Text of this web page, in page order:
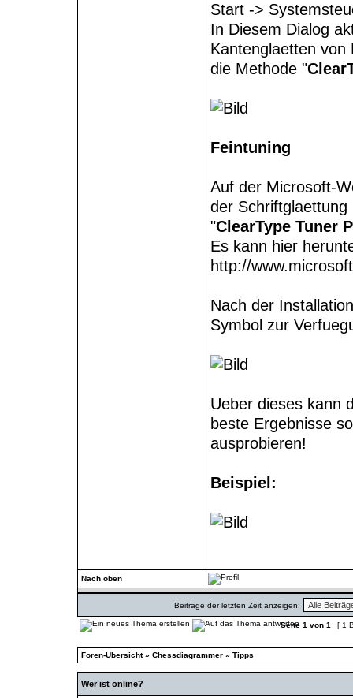
Start ->
In Diesem Dialog
Kantenglaetten von
die Methode "
Feintuning
Auf der Microsoft-
der Schriftglaettung
"ClearType Tuner
Es kann hier
http://
Nach der
Symbol zur
Ueber dieses kann
beste Ergebnisse
ausprobieren!
Beispiel:
Nach oben
Beiträge der letzten Zeit anzeigen:
Seite 1 von 1 [ 1
Foren-Übersicht» Chessdiagrammer» Tipps
Wer ist online?